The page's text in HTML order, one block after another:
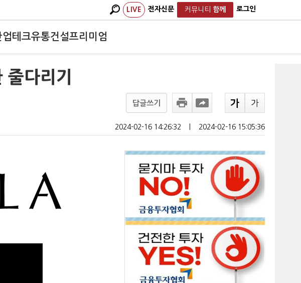
LIVE 전자신문 커뮤니티 함께 로그인
업테크유통건설프리미엄
다리기
답글쓰기
2024-02-16 14:26:32 2024-02-16 15:05:36